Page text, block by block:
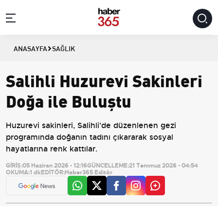
ANASAYFA SAĞLIK
Salihli Huzurevi Sakinleri
Doğa ile Buluştu
Huzurevi sakinleri, Salihli'de düzenlenen gezi
programında doğanın tadını çıkararak sosyal
hayatlarına renk kattılar.
GİRİŞ:05 Haziran 2026 - 12:16GÜNCELLEME:21 Temmuz 2026 - 04:54
OKUMA:1 dkEDİTÖR:Haber365 Editör